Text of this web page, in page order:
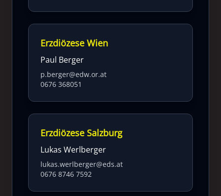
Erzdiözese Wien
Paul Berger
p.berger@edw.or.at
0676 368051
Erzdiözese Salzburg
Lukas Werlberger
lukas.werlberger@eds.at
0676 8746 7592